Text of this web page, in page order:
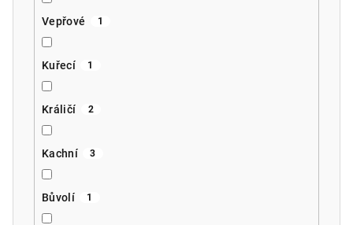
Vepřové 1
Kuřecí 1
Králičí 2
Kachní 3
Bůvolí 1